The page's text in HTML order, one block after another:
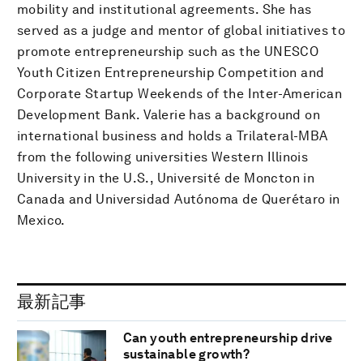
mobility and institutional agreements. She has
served as a judge and mentor of global initiatives to
promote entrepreneurship such as the UNESCO
Youth Citizen Entrepreneurship Competition and
Corporate Startup Weekends of the Inter-American
Development Bank. Valerie has a background on
international business and holds a Trilateral-MBA
from the following universities Western Illinois
University in the U.S., Université de Moncton in
Canada and Universidad Autónoma de Querétaro in
Mexico.
最新記事
Can youth entrepreneurship drive
sustainable growth?